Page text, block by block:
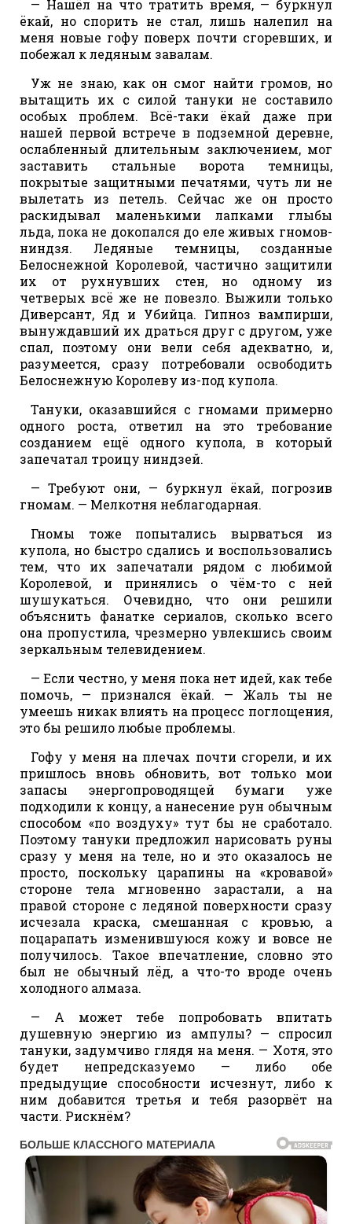
— Нашёл на что тратить время, — буркнул
ёкай, но спорить не стал, лишь налепил на
меня новые гофу поверх почти сгоревших, и
побежал к ледяным завалам.
Уж не знаю, как он смог найти громов, но
вытащить их с силой тануки не составило
особых проблем. Всё-таки ёкай даже при
нашей первой встрече в подземной деревне,
ослабленный длительным заключением, мог
заставить стальные ворота темницы,
покрытые защитными печатями, чуть ли не
вылетать из петель. Сейчас же он просто
раскидывал маленькими лапками глыбы
льда, пока не докопался до еле живых гномов-
ниндзя. Ледяные темницы, созданные
Белоснежной Королевой, частично защитили
их от рухнувших стен, но одному из
четверых всё же не повезло. Выжили только
Диверсант, Яд и Убийца. Гипноз вампирши,
вынуждавший их драться друг с другом, уже
спал, поэтому они вели себя адекватно, и,
разумеется, сразу потребовали освободить
Белоснежную Королеву из-под купола.
Тануки, оказавшийся с гномами примерно
одного роста, ответил на это требование
созданием ещё одного купола, в который
запечатал троицу ниндзей.
— Требуют они, — буркнул ёкай, погрозив
гномам. — Мелкотня неблагодарная.
Гномы тоже попытались вырваться из
купола, но быстро сдались и воспользовались
тем, что их запечатали рядом с любимой
Королевой, и принялись о чём-то с ней
шушукаться. Очевидно, что они решили
объяснить фанатке сериалов, сколько всего
она пропустила, чрезмерно увлекшись своим
зеркальным телевидением.
— Если честно, у меня пока нет идей, как тебе
помочь, — признался ёкай. — Жаль ты не
умеешь никак влиять на процесс поглощения,
это бы решило любые проблемы.
Гофу у меня на плечах почти сгорели, и их
пришлось вновь обновить, вот только мои
запасы энергопроводящей бумаги уже
подходили к концу, а нанесение рун обычным
способом «по воздуху» тут бы не сработало.
Поэтому тануки предложил нарисовать руны
сразу у меня на теле, но и это оказалось не
просто, поскольку царапины на «кровавой»
стороне тела мгновенно зарастали, а на
правой стороне с ледяной поверхности сразу
исчезала краска, смешанная с кровью, а
поцарапать изменившуюся кожу и вовсе не
получилось. Такое впечатление, словно это
был не обычный лёд, а что-то вроде очень
холодного алмаза.
— А может тебе попробовать впитать
душевную энергию из ампулы? — спросил
тануки, задумчиво глядя на меня. — Хотя, это
будет непредсказуемо — либо обе
предыдущие способности исчезнут, либо к
ним добавится третья и тебя разорвёт на
части. Рискнём?